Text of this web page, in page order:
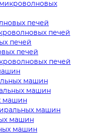
печей
печей
печей
печей
печей
машин
машин
машин
машин
машин
машин